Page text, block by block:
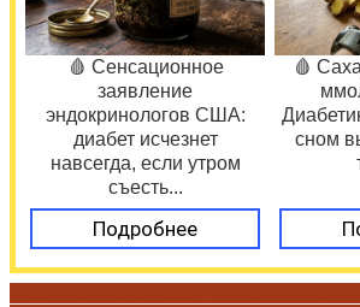
🩸 Сенсационное
заявление
эндокринологов США:
диабет исчезнет
навсегда, если утром
съесть...
Подробнее
🩸
сном